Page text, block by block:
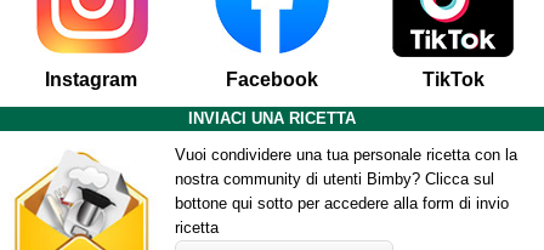
Instagram Facebook TikTok
INVIACI UNA RICETTA
Vuoi condividere una tua personale ricetta con la
nostra community di utenti Bimby? Clicca sul
bottone qui sotto per accedere alla form di invio
ricetta